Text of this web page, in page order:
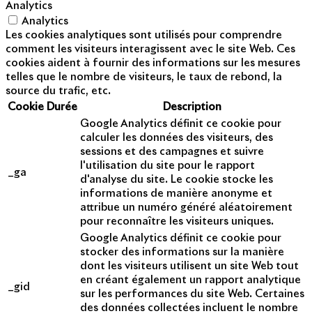
Analytics
Analytics
Les cookies analytiques sont utilisés pour comprendre
comment les visiteurs interagissent avec le site Web. Ces
cookies aident à fournir des informations sur les mesures
telles que le nombre de visiteurs, le taux de rebond, la
source du trafic, etc.
Cookie Durée Description
_ga
Google Analytics définit ce cookie pour
calculer les données des visiteurs, des
sessions et des campagnes et suivre
l'utilisation du site pour le rapport
d'analyse du site. Le cookie stocke les
informations de manière anonyme et
attribue un numéro généré aléatoirement
pour reconnaître les visiteurs uniques.
_gid
Google Analytics définit ce cookie pour
stocker des informations sur la manière
dont les visiteurs utilisent un site Web tout
en créant également un rapport analytique
sur les performances du site Web. Certaines
des données collectées incluent le nombre